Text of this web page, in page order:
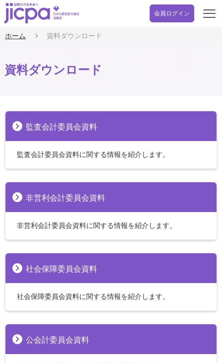
会員ログイン
開
ホーム 資料ダウンロード
資料ダウンロード
監査会計委員会資料
監査会計委員会資料に関する情報を紹介します。
非営利会計委員会資料
非営利会計委員会資料に関する情報を紹介します。
社会保障委員会資料
社会保障委員会資料に関する情報を紹介します。
公会計委員会資料